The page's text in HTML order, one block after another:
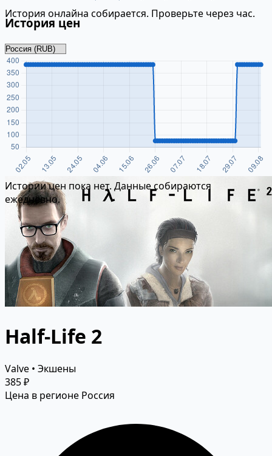
История онлайна собирается. Проверьте через час.
История цен
Истории цен пока нет. Данные собираются
ежедневно.
Half-Life 2
Valve • Экшены
385 ₽
Цена в регионе Россия